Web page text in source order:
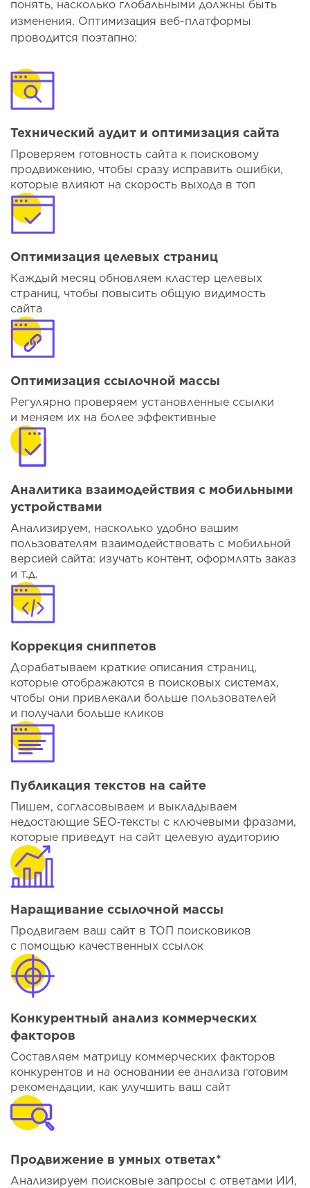
понять, насколько глобальными должны быть
изменения. Оптимизация веб-платформы
проводится поэтапно:
Технический аудит и оптимизация сайта
Проверяем готовность сайта к поисковому
продвижению, чтобы сразу исправить ошибки,
которые влияют на скорость выхода в топ
Оптимизация целевых страниц
Каждый месяц обновляем кластер целевых
страниц, чтобы повысить общую видимость
сайта
Оптимизация ссылочной массы
Регулярно проверяем установленные ссылки
и меняем их на более эффективные
Аналитика взаимодействия с мобильными
устройствами
Анализируем, насколько удобно вашим
пользователям взаимодействовать с мобильной
версией сайта: изучать контент, оформлять заказ
и т.д.
Коррекция сниппетов
Дорабатываем краткие описания страниц,
которые отображаются в поисковых системах,
чтобы они привлекали больше пользователей
и получали больше кликов
Публикация текстов на сайте
Пишем, согласовываем и выкладываем
недостающие SEO‑тексты с ключевыми фразами,
которые приведут на сайт целевую аудиторию
Наращивание ссылочной массы
Продвигаем ваш сайт в ТОП поисковиков
с помощью качественных ссылок
Конкурентный анализ коммерческих
факторов
Составляем матрицу коммерческих факторов
конкурентов и на основании ее анализа готовим
рекомендации, как улучшить ваш сайт
Продвижение в умных ответах*
Анализируем поисковые запросы с ответами ИИ,